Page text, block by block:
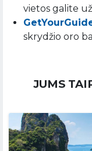
vietos galite
skrydžio oro
JUMS